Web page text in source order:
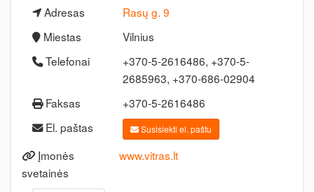
Adresas
Rasų g. 9
Miestas
Vilnius
Telefonai
+370-5-2616486, +370-5-
2685963, +370-686-02904
Faksas
+370-5-2616486
El. paštas
Susisiekti el. paštu
Įmonės
svetainės
www.vitras.lt